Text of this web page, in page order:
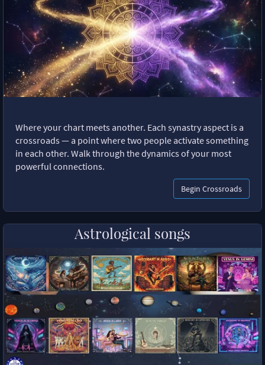
Where your chart meets another. Each synastry aspect is a
crossroads — a point where two people activate something
in each other. Walk through the dynamics of your most
powerful connections.
Begin Crossroads
Astrological songs